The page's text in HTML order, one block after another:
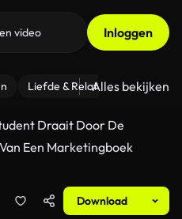
Inloggen
Liefde & Relaties - Fitness
Alles bekijken
Draait Door De
Een Marketingboek
Download